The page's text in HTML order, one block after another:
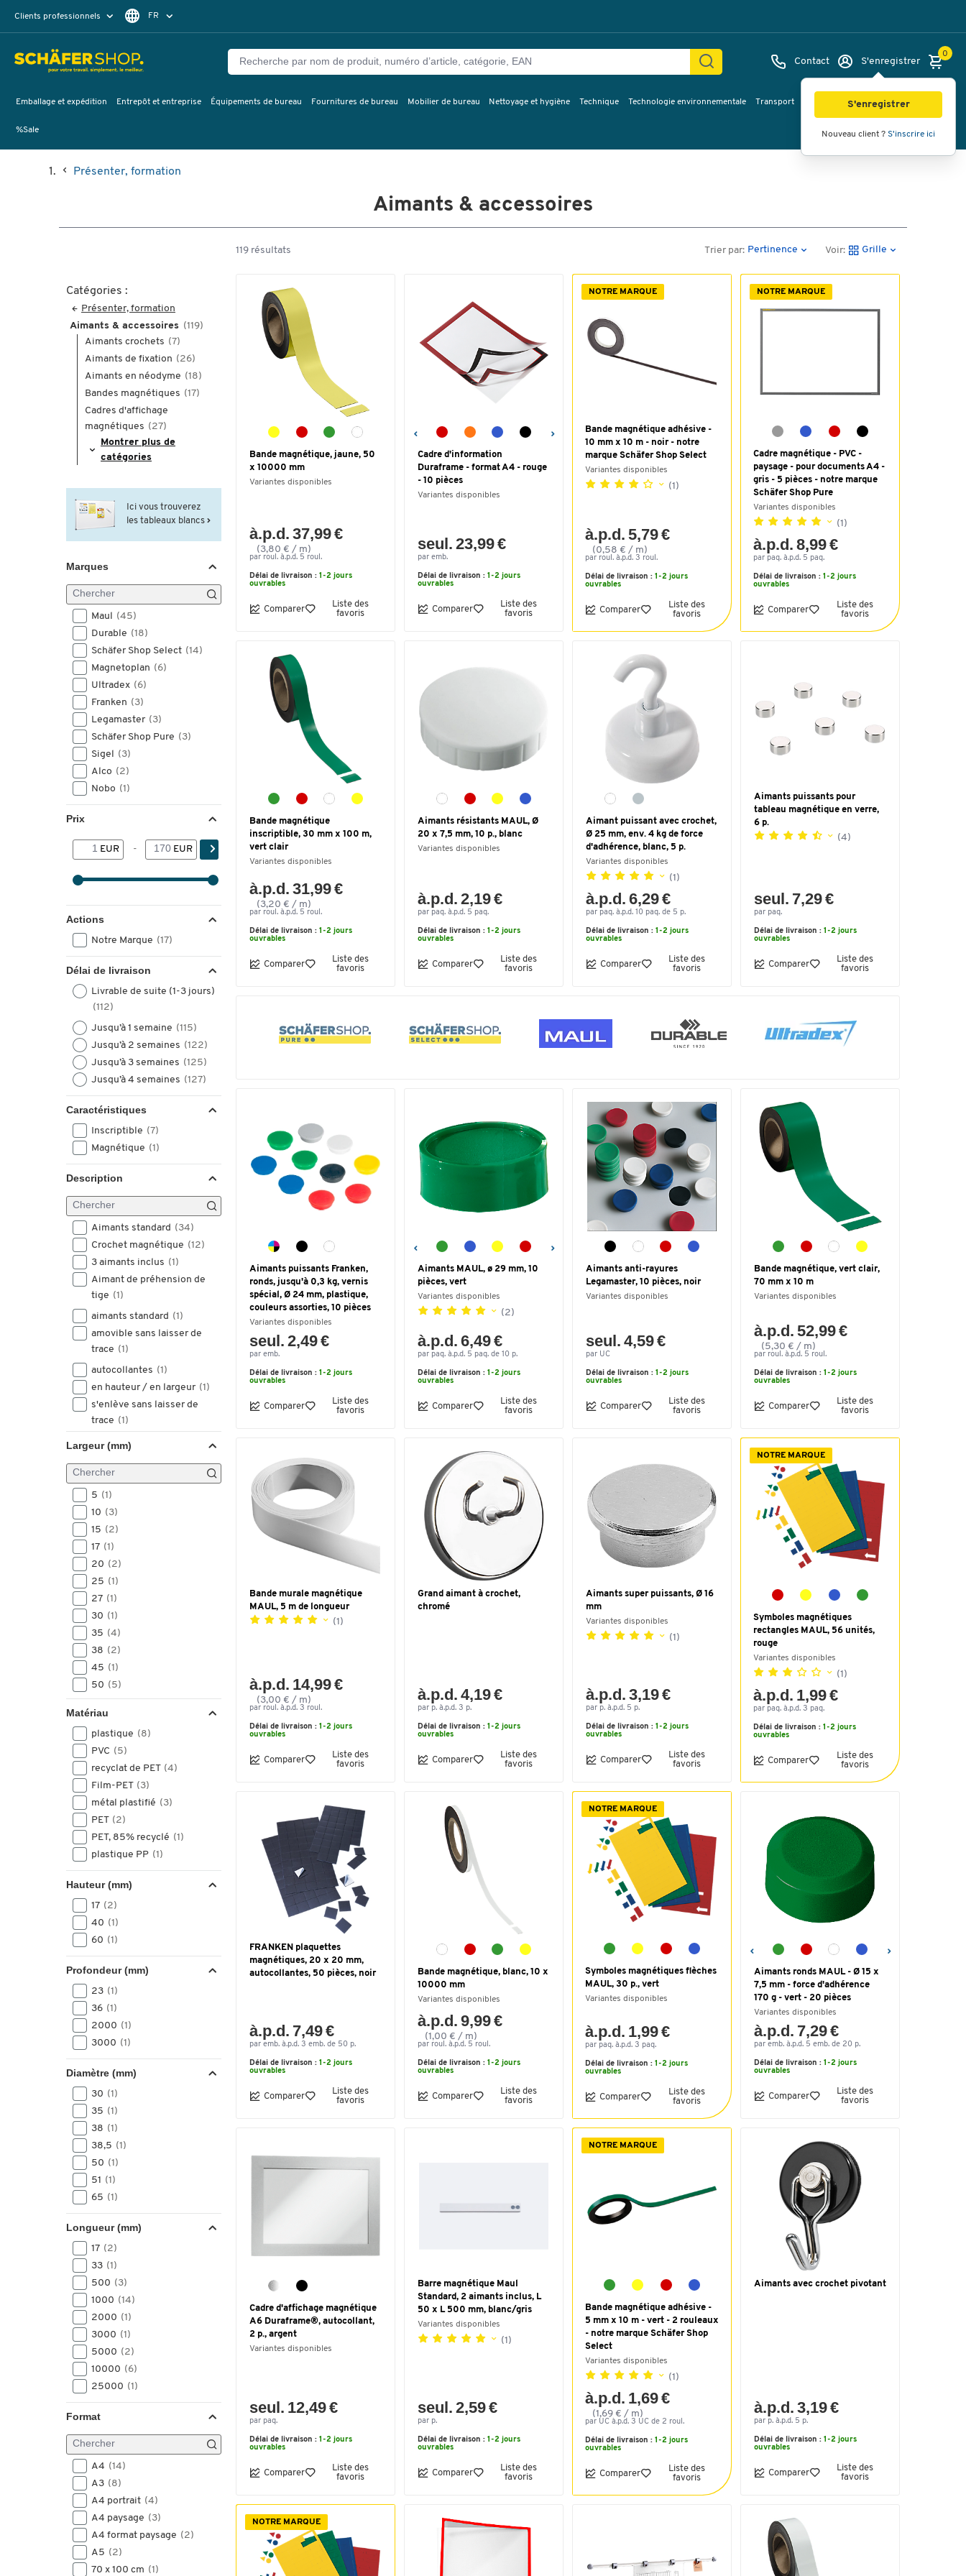
Clients professionnels FR
Contact S'enregistrer
S'enregistrer
Nouveau client ? S'inscrire ici
0
Emballage et expédition Entrepôt et entreprise Équipements de bureau Fournitures de bureau Mobilier de bureau Nettoyage et hygiène Technique Technologie environnementale Transport Services & planification Inspiration
%Sale
Présenter, formation
Aimants & accessoires
Catégories :
Présenter, formation
Aimants & accessoires (119)
Aimants crochets (7)
Aimants de fixation (26)
Aimants en néodyme (18)
Bandes magnétiques (17)
Cadres d'affichage
magnétiques (27)
Montrer plus de
catégories
Ici vous trouverez
les tableaux blancs
Marques
Maul (45)
Durable (18)
Schäfer Shop Select (14)
Magnetoplan (6)
Ultradex (6)
Franken (3)
Legamaster (3)
Schäfer Shop Pure (3)
Sigel (3)
Alco (2)
Nobo (1)
Prix
EUR - EUR
Actions
Notre Marque (17)
Délai de livraison
Livrable de suite (1-3 jours)
(112)
Jusqu’à 1 semaine (115)
Jusqu’à 2 semaines (122)
Jusqu’à 3 semaines (125)
Jusqu’à 4 semaines (127)
Caractéristiques
Inscriptible (7)
Magnétique (1)
Description
Aimants standard (34)
Crochet magnétique (12)
3 aimants inclus (1)
Aimant de préhension de
tige (1)
aimants standard (1)
amovible sans laisser de
trace (1)
autocollantes (1)
en hauteur / en largeur (1)
s'enlève sans laisser de
trace (1)
s'enlève sans laisser de
se détache sans laisser de
traces
Largeur (mm)
5 (1)
10 (3)
15 (2)
17 (1)
20 (2)
25 (1)
27 (1)
30 (1)
35 (4)
38 (2)
45 (1)
50 (5)
53(1)
55
60 (3)
70(1)
100(1)
210 (1)
Matériau
plastique (8)
PVC (5)
recyclat de PET (4)
Film-PET (3)
métal plastifié (3)
PET (2)
PET, 85% recyclé (1)
plastique PP (1)
Hauteur (mm)
17 (2)
40 (1)
60 (1)
Profondeur (mm)
23 (1)
36 (1)
2000 (1)
3000 (1)
Diamètre (mm)
30 (1)
35 (1)
38 (1)
38,5 (1)
50 (1)
51 (1)
65 (1)
Longueur (mm)
17 (2)
33 (1)
500 (3)
1000 (14)
2000 (1)
3000 (1)
5000 (2)
10000 (6)
25000 (1)
Format
A4 (14)
A3 (8)
A4 portrait (4)
A4 paysage (3)
A4 format paysage (2)
A5 (2)
70 x 100 cm (1)
119 résultats Trier par: Pertinence Voir: Grille
Bande magnétique, jaune, 50
x 10000 mm
Variantes disponibles
à.p.d. 37,99 €
(3,80 € / m)
par roul. à.p.d. 5 roul.
Délai de livraison : 1-2 jours
ouvrables
Comparer
Liste des
favoris
Cadre d'information
Duraframe - format A4 - rouge
- 10 pièces
Variantes disponibles
seul. 23,99 €
par emb.
Délai de livraison : 1-2 jours
ouvrables
Comparer
Liste des
favoris
NOTRE MARQUE
Bande magnétique adhésive -
10 mm x 10 m - noir - notre
marque Schäfer Shop Select
Variantes disponibles
(1)
à.p.d. 5,79 €
(0,58 € / m)
par roul. à.p.d. 3 roul.
Délai de livraison : 1-2 jours
ouvrables
Comparer
Liste des
favoris
NOTRE MARQUE
Cadre magnétique - PVC -
paysage - pour documents A4 -
gris - 5 pièces - notre marque
Schäfer Shop Pure
Variantes disponibles
(1)
à.p.d. 8,99 €
par paq. à.p.d. 5 paq.
Délai de livraison : 1-2 jours
ouvrables
Comparer
Liste des
favoris
Bande magnétique
inscriptible, 30 mm x 100 m,
vert clair
Variantes disponibles
à.p.d. 31,99 €
(3,20 € / m)
par roul. à.p.d. 5 roul.
Délai de livraison : 1-2 jours
ouvrables
Comparer
Liste des
favoris
Aimants résistants MAUL, Ø
20 x 7,5 mm, 10 p., blanc
Variantes disponibles
à.p.d. 2,19 €
par paq. à.p.d. 5 paq.
Délai de livraison : 1-2 jours
ouvrables
Comparer
Liste des
favoris
Aimant puissant avec crochet,
Ø 25 mm, env. 4 kg de force
d'adhérence, blanc, 5 p.
Variantes disponibles
(1)
à.p.d. 6,29 €
par paq. à.p.d. 10 paq. de 5 p.
Délai de livraison : 1-2 jours
ouvrables
Comparer
Liste des
favoris
Aimants puissants pour
tableau magnétique en verre,
6 p.
(4)
seul. 7,29 €
par paq.
Délai de livraison : 1-2 jours
ouvrables
Comparer
Liste des
favoris
Aimants puissants Franken,
ronds, jusqu'à 0,3 kg, vernis
spécial, Ø 24 mm, plastique,
couleurs assorties, 10 pièces
Variantes disponibles
seul. 2,49 €
par emb.
Délai de livraison : 1-2 jours
ouvrables
Comparer
Liste des
favoris
Aimants MAUL, ø 29 mm, 10
pièces, vert
Variantes disponibles
(2)
à.p.d. 6,49 €
par paq. à.p.d. 5 paq. de 10 p.
Délai de livraison : 1-2 jours
ouvrables
Comparer
Liste des
favoris
Aimants anti-rayures
Legamaster, 10 pièces, noir
Variantes disponibles
seul. 4,59 €
par UC
Délai de livraison : 1-2 jours
ouvrables
Comparer
Liste des
favoris
Bande magnétique, vert clair,
70 mm x 10 m
Variantes disponibles
à.p.d. 52,99 €
(5,30 € / m)
par roul. à.p.d. 5 roul.
Délai de livraison : 1-2 jours
ouvrables
Comparer
Liste des
favoris
Bande murale magnétique
MAUL, 5 m de longueur
(1)
à.p.d. 14,99 €
(3,00 € / m)
par roul. à.p.d. 3 roul.
Délai de livraison : 1-2 jours
ouvrables
Comparer
Liste des
favoris
Grand aimant à crochet,
chromé
à.p.d. 4,19 €
par p. à.p.d. 3 p.
Délai de livraison : 1-2 jours
ouvrables
Comparer
Liste des
favoris
Aimants super puissants, Ø 16
mm
Variantes disponibles
(1)
à.p.d. 3,19 €
par p. à.p.d. 5 p.
Délai de livraison : 1-2 jours
ouvrables
Comparer
Liste des
favoris
NOTRE MARQUE
Symboles magnétiques
rectangles MAUL, 56 unités,
rouge
Variantes disponibles
(1)
à.p.d. 1,99 €
par paq. à.p.d. 3 paq.
Délai de livraison : 1-2 jours
ouvrables
Comparer
Liste des
favoris
FRANKEN plaquettes
magnétiques, 20 x 20 mm,
autocollantes, 50 pièces, noir
à.p.d. 7,49 €
par emb. à.p.d. 3 emb. de 50 p.
Délai de livraison : 1-2 jours
ouvrables
Comparer
Liste des
favoris
Bande magnétique, blanc, 10 x
10000 mm
Variantes disponibles
à.p.d. 9,99 €
(1,00 € / m)
par roul. à.p.d. 5 roul.
Délai de livraison : 1-2 jours
ouvrables
Comparer
Liste des
favoris
NOTRE MARQUE
Symboles magnétiques flèches
MAUL, 30 p., vert
Variantes disponibles
à.p.d. 1,99 €
par paq. à.p.d. 3 paq.
Délai de livraison : 1-2 jours
ouvrables
Comparer
Liste des
favoris
Aimants ronds MAUL - Ø 15 x
7,5 mm - force d'adhérence
170 g - vert - 20 pièces
Variantes disponibles
à.p.d. 7,29 €
par emb. à.p.d. 5 emb. de 20 p.
Délai de livraison : 1-2 jours
ouvrables
Comparer
Liste des
favoris
Cadre d'affichage magnétique
A6 Duraframe®, autocollant,
2 p., argent
Variantes disponibles
seul. 12,49 €
par paq.
Délai de livraison : 1-2 jours
ouvrables
Comparer
Liste des
favoris
Barre magnétique Maul
Standard, 2 aimants inclus, L
50 x L 500 mm, blanc/gris
Variantes disponibles
(1)
seul. 2,59 €
par p.
Délai de livraison : 1-2 jours
ouvrables
Comparer
Liste des
favoris
NOTRE MARQUE
Bande magnétique adhésive -
5 mm x 10 m - vert - 2 rouleaux
- notre marque Schäfer Shop
Select
Variantes disponibles
(1)
à.p.d. 1,69 €
(1,69 € / m)
par UC à.p.d. 3 UC de 2 roul.
Délai de livraison : 1-2 jours
ouvrables
Comparer
Liste des
favoris
Aimants avec crochet pivotant
à.p.d. 3,19 €
par p. à.p.d. 5 p.
Délai de livraison : 1-2 jours
ouvrables
Comparer
Liste des
favoris
NOTRE MARQUE